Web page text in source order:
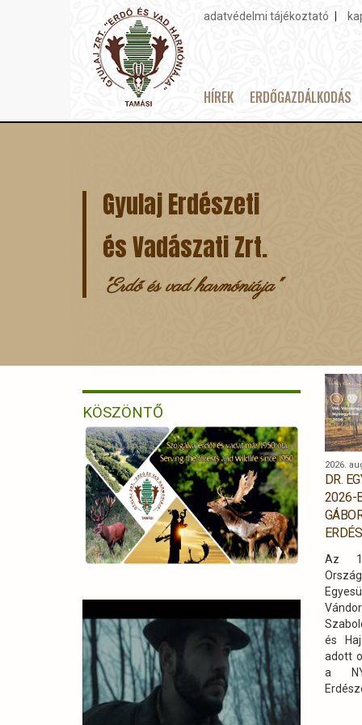
Topmenu
adatvédelmi tájékoztató
Main
HÍREK ERDŐGAZDÁLKODÁS
Gyulaj Erdészeti
és Vadászati Zrt.
"Erdő és vad harmóniája"
2026.
DR.
2026-
Az
és
adott
a
KÖSZÖNTŐ